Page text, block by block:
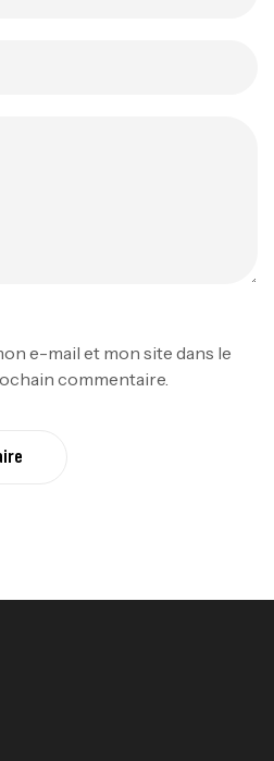
e-mail et mon site dans le
commentaire.